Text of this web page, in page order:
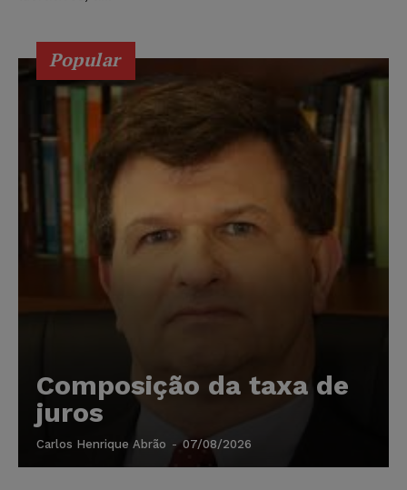
Popular
Composição da taxa de
juros
Carlos Henrique Abrão - 07/08/2026